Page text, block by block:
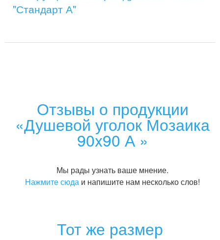
"Стандарт А"
Отзывы о продукции
«Душевой уголок Мозаика
90x90 А »
Мы рады узнать ваше мнение.
Нажмите сюда и напишите нам несколько слов!
Тот же размер